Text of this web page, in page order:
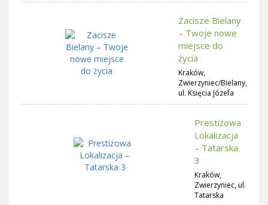
Zacisze Bielany
– Twoje nowe
miejsce do
życia
Kraków,
Zwierzyniec/Bielany,
ul. Księcia Józefa
Prestiżowa
Lokalizacja
– Tatarska
3
Kraków,
Zwierzyniec, ul.
Tatarska